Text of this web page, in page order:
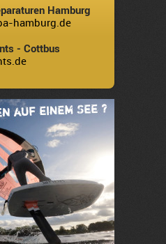
Hamburg
hamburg.de
- Cottbus